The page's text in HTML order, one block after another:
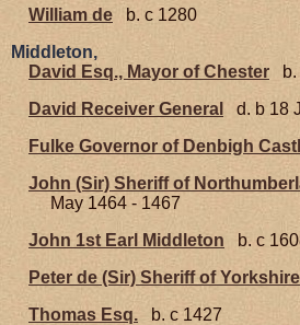
William de
b. c 1280
Middleton,
David Esq., Mayor of Chester
David Receiver General
d. b 18
Fulke Governor of Denbigh
John (Sir) Sheriff of
May 1464 - 1467
John 1st Earl Middleton
b. c
Peter de (Sir) Sheriff of Yorkshire
Thomas Esq.
b. c 1427